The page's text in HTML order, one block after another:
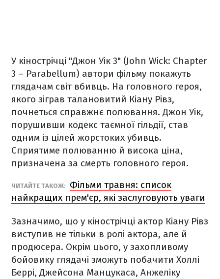
У кінострічці "Джон Уік 3" (John Wick: Chapter
3 – Parabellum) автори фільму покажуть
глядачам світ вбивць. На головного героя,
якого зіграв талановитий Кіану Рівз,
почнеться справжнє полювання. Джон Уік,
порушивши кодекс таємної гільдії, став
одним із цілей жорстоких убивць.
Сприятиме полюванню й висока ціна,
призначена за смерть головного героя.
ЧИТАЙТЕ ТАКОЖ:
Фільми травня: список
найкращих прем'єр, які заслуговують уваги
Зазначимо, що у кінострічці актор Кіану Рівз
виступив не тільки в ролі актора, але й
продюсера. Окрім цього, у захопливому
бойовику глядачі зможуть побачити Холлі
Беррі, Джейсона Манцукаса, Анжеліку